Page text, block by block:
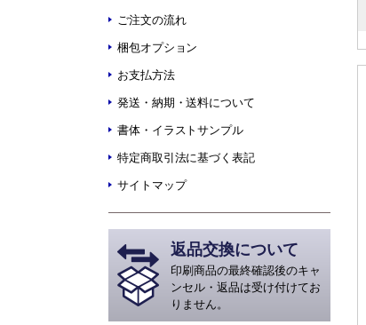
ご注文の流れ
梱包オプション
お支払方法
発送・納期・送料について
書体・イラストサンプル
特定商取引法に基づく表記
サイトマップ
返品交換について
印刷商品の最終確認後のキャ
ンセル・返品は受け付けてお
りません。